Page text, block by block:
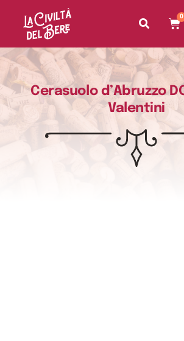
0
Cerasuolo d’Abruzzo
Valentini